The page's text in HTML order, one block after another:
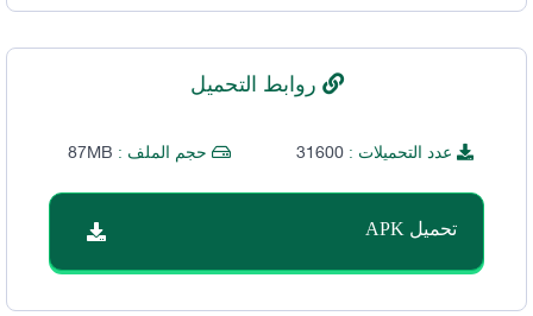
روابط التحميل
عدد التحميلات :31600 حجم الملف : 87MB
تحميل APK